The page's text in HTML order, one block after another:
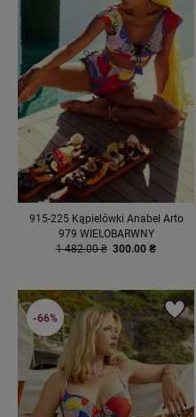
915-225 Kąpielówki Anabel Arto
979 WIELOBARWNY
1 482.00 ₴ 300.00 ₴
-66%